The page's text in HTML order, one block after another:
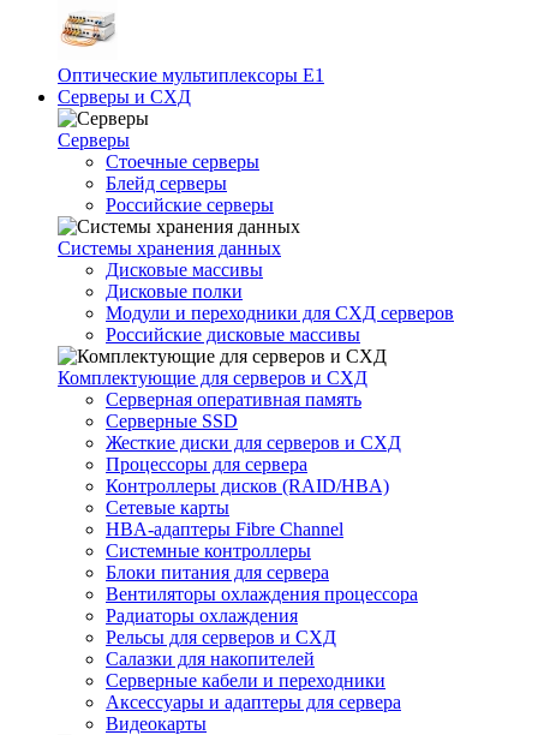
Оптические мультиплексоры Е1
Серверы и СХД
Серверы
Стоечные серверы
Блейд серверы
Российские серверы
Системы хранения данных
Дисковые массивы
Дисковые полки
Модули и переходники для СХД серверов
Российские дисковые массивы
Комплектующие для серверов и СХД
Серверная оперативная память
Серверные SSD
Жесткие диски для серверов и СХД
Процессоры для сервера
Контроллеры дисков (RAID/HBA)
Сетевые карты
HBA-адаптеры Fibre Channel
Системные контроллеры
Блоки питания для сервера
Вентиляторы охлаждения процессора
Радиаторы охлаждения
Рельсы для серверов и СХД
Салазки для накопителей
Серверные кабели и переходники
Аксессуары и адаптеры для сервера
Видеокарты